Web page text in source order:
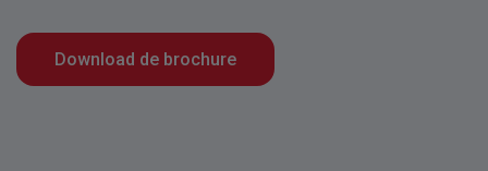
Download de brochure